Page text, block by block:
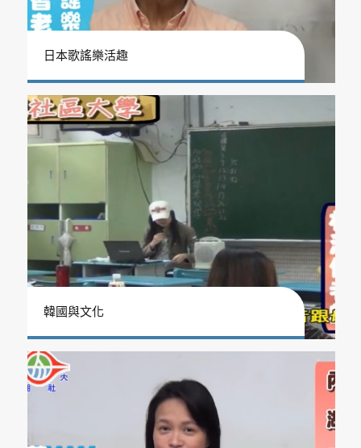
日本歌謠樂活趣
韓國與文化